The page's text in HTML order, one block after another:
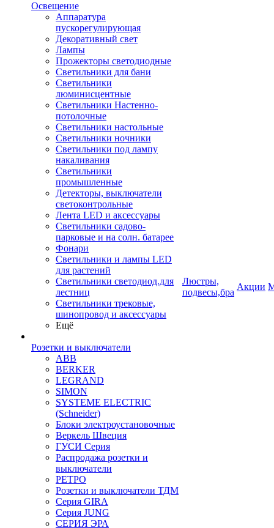
Освещение
Аппаратура
пускорегулирующая
Декоративный свет
Лампы
Прожекторы светодиодные
Светильники для бани
Светильники
люминисцентные
Светильники Настенно-
потолочные
Светильники настольные
Светильники ночники
Светильники под лампу
накаливания
Светильники
промышленные
Детекторы, выключатели
светоконтрольные
Лента LED и аксессуары
Светильники садово-
парковые и на солн. батарее
Фонари
Светильники и лампы LED
для растений
Светильники светодиод.для
лестниц
Светильники трековые,
шинопровод и аксессуары
Ещё
Розетки и выключатели
ABB
BERKER
LEGRAND
SIMON
SYSTEME ELECTRIC
(Schneider)
Блоки электроустановочные
Веркель Швеция
ГУСИ Серия
Распродажа розетки и
выключатели
РЕТРО
Розетки и выключатели ТДМ
Серия GIRA
Серия JUNG
СЕРИЯ ЭРА
Люстры,
подвесы,бра
Акции